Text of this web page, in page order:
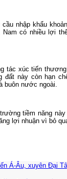
nhập khẩu
Nam có nhiều lợi
tác xúc tiến
đất này còn hạn
buôn nước ngoài.
tiềm năng này
lợi nhuận vì bỏ
Á-Âu, xuyên Đại